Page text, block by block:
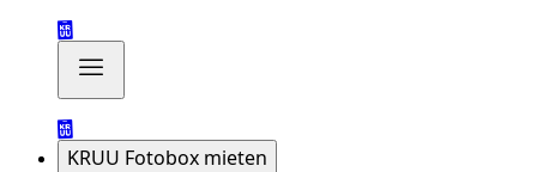
KRUU Fotobox mieten